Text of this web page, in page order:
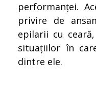
performanței.
privire de
epilarii cu
situațiilor în
dintre ele.